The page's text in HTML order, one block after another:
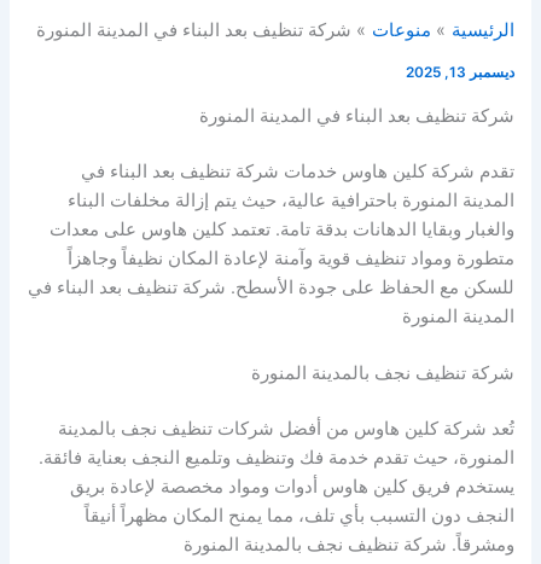
الرئيسية منوعات شركة تنظيف بعد البناء في المدينة المنورة
ديسمبر 13, 2025
شركة تنظيف بعد البناء في المدينة المنورة
تقدم شركة كلين هاوس خدمات شركة تنظيف بعد البناء في
المدينة المنورة باحترافية عالية، حيث يتم إزالة مخلفات البناء
والغبار وبقايا الدهانات بدقة تامة. تعتمد كلين هاوس على معدات
متطورة ومواد تنظيف قوية وآمنة لإعادة المكان نظيفاً وجاهزاً
للسكن مع الحفاظ على جودة الأسطح. شركة تنظيف بعد البناء في
المدينة المنورة
شركة تنظيف نجف بالمدينة المنورة
تُعد شركة كلين هاوس من أفضل شركات تنظيف نجف بالمدينة
المنورة، حيث تقدم خدمة فك وتنظيف وتلميع النجف بعناية فائقة.
يستخدم فريق كلين هاوس أدوات ومواد مخصصة لإعادة بريق
النجف دون التسبب بأي تلف، مما يمنح المكان مظهراً أنيقاً
ومشرقاً. شركة تنظيف نجف بالمدينة المنورة